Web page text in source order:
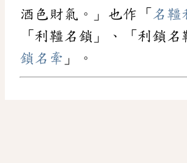
酒色財氣。」也作「 名韁
「利韁名鎖」、「利鎖名
鎖名牽 」。